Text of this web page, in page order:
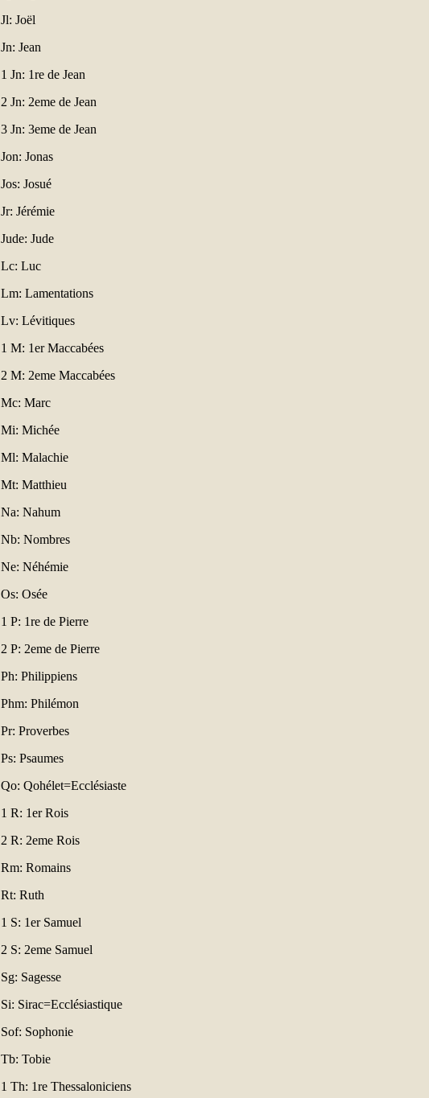
Jl: Joël
Jn: Jean
1 Jn: 1re de Jean
2 Jn: 2eme de Jean
3 Jn: 3eme de Jean
Jon: Jonas
Jos: Josué
Jr: Jérémie
Jude: Jude
Lc: Luc
Lm: Lamentations
Lv: Lévitiques
1 M: 1er Maccabées
2 M: 2eme Maccabées
Mc: Marc
Mi: Michée
Ml: Malachie
Mt: Matthieu
Na: Nahum
Nb: Nombres
Ne: Néhémie
Os: Osée
1 P: 1re de Pierre
2 P: 2eme de Pierre
Ph: Philippiens
Phm: Philémon
Pr: Proverbes
Ps: Psaumes
Qo: Qohélet=Ecclésiaste
1 R: 1er Rois
2 R: 2eme Rois
Rm: Romains
Rt: Ruth
1 S: 1er Samuel
2 S: 2eme Samuel
Sg: Sagesse
Si: Sirac=Ecclésiastique
Sof: Sophonie
Tb: Tobie
1 Th: 1re Thessaloniciens